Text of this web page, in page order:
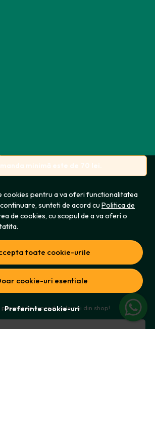
minimă este de 70 lei.
cookies pentru a va oferi functionalitatea
sunteti de acord cu Politica de
de cookies, cu scopul de a va oferi o
toate cookie-urile
cookie-uri esentiale
Preferinte cookie-uri
si produsele noi din shop!